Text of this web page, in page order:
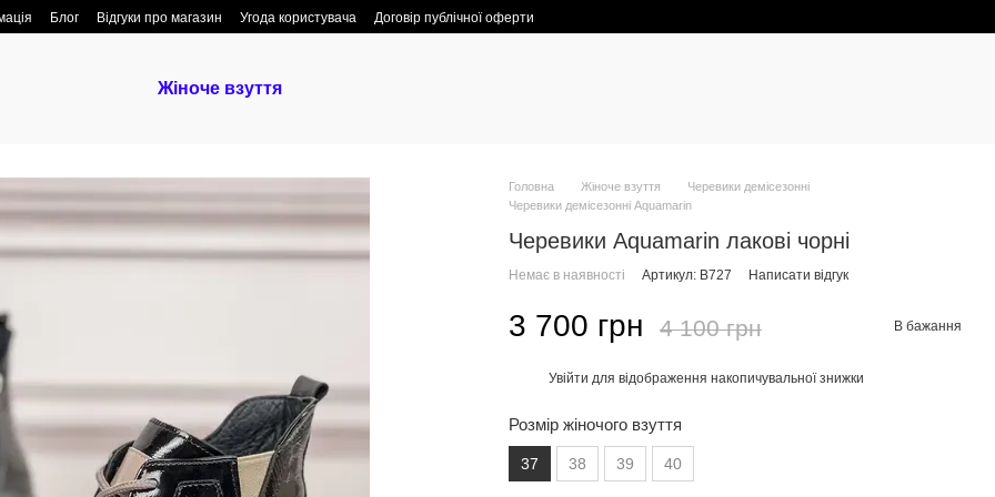
Блог Відгуки про магазин Угода користувача Договір публічної оферти
Жіноче взуття
Головна Жіноче взуття
Черевики демісезонні
Черевики демісезонні Aquamarin
Черевики Aquamarin лакові чорні
Немає в наявності Артикул: В727 Написати відгук
3 700 грн 4 100 грн В бажання
Увійти для відображення накопичувальної знижки
Розмір жіночого взуття
37 38 39 40